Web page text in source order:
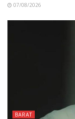
07/08/2026
BARAT